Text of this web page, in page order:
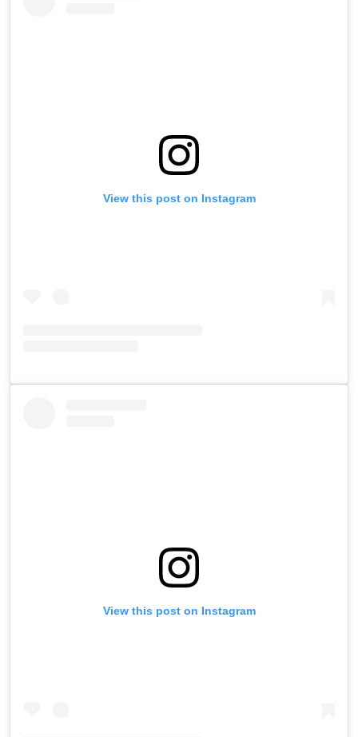
View this post on Instagram
View this post on Instagram